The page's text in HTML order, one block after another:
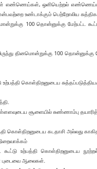
எண்ணெய்கள், ஒளியெற்றல்
உண்டாக்கும் பெற்றோலிய
100 தொன்னுக்கு மேற்பட்ட
தினமொன்றுக்கு 100 தொன்னுக்கு
கொள்திறனுடைய
சூளையில் சுண்ணாம்பு
கொள்திறனுடைய கடதாசி அல்லது
உற்பத்தி கொள்திறனுடைய
புடைவை ஆலைகள்.